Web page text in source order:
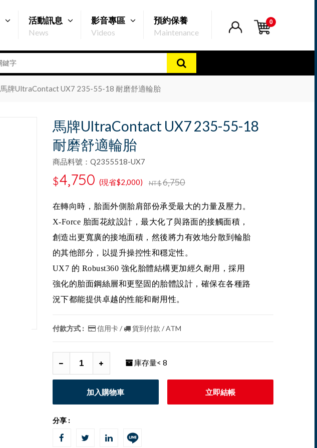
0
活動訊息
News
影音專區
Videos
預約保養
Maintenance
馬牌UltraContact UX7 235-55-18 耐磨舒適輪胎
馬牌UltraContact UX7 235-55-18
耐磨舒適輪胎
商品料號：Q2355518-UX7
$4,750 (現省$2,000) NT$6,750
在轉向時，胎面外側胎肩部份承受最大的力量及壓力。
X-Force 胎面花紋設計，最大化了與路面的接觸面積，
創造出更寬廣的接地面積，然後將力有效地分散到輪胎
的其他部分，以提升操控性和穩定性。
UX7 的 Robust360 強化胎體結構更加經久耐用，採用
強化的胎面鋼絲層和更堅固的胎體設計，確保在各種路
況下都能提供卓越的性能和耐用性。
付款方式 : 信用卡 / 貨到付款 / ATM
庫存量< 8
加入購物車 立即結帳
分享 :